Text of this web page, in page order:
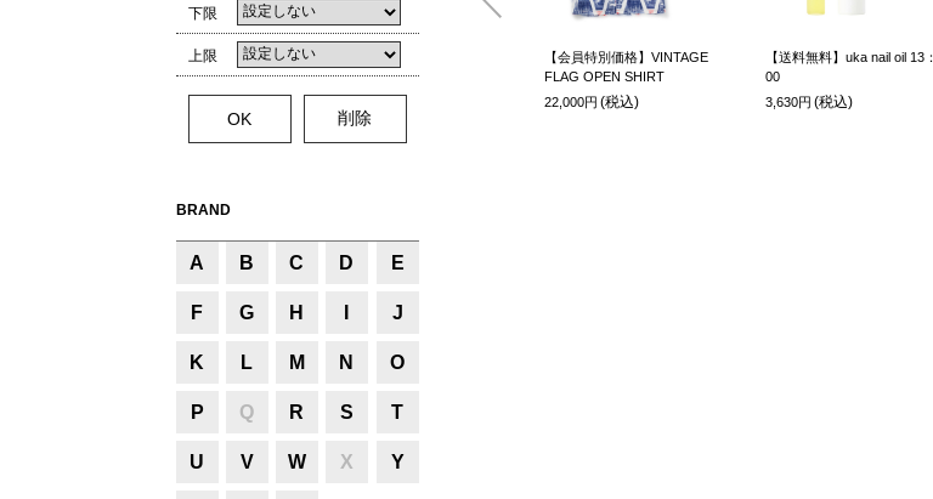
下限
上限
BRAND
A B C D E
F G H J
K L M N O
P Q R S T
U V W X Y
【会員特別価格】VINTAGE
FLAG OPEN SHIRT
22,000円 (税込)
【送料無料】uka nail oil 13：
00
3,630円 (税込)